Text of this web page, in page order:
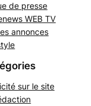
de presse
WEB TV
annonces
sur le site